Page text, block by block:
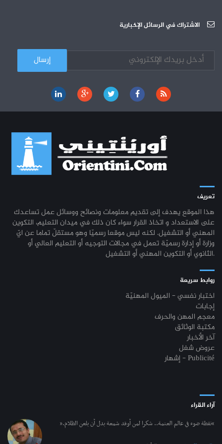
03-10 الجامعة العربية للعلوم : دورة تكوينية
كل الأخبار
الاشتراك في الرسائل الإخبارية
تعريف
هذا الموقع يهدف إلى تقديم معلومات ونصائح ووسائل عمل تساعدك
على الاستعداد و اتخاذ القرار سواء كان ذلك في ميدان التعليم، التكوين
المهني أو التشغيل. لكنه ليس موقعا رسميّا وهو مستقلّ تماما عن ايّ
وزارة أو إدارة رسميّة تعمل في مجالات التوجيه أو التعليم العالي أو
الثانوي أو التكوين المهني أو التشغيل.
روابط سريعة
اختبار نفسي - الميول المهنيّة
إجابات
معجم المهن والحرف
مكتبة الوثائق
آخر الأخبار
عروض شغل
إشهار - Publicité
آراء القراء
“نقطة ضوء في عالم العتمة.. شكرا لمن أوقد شمعة بدل أن يلعن الظلام.”